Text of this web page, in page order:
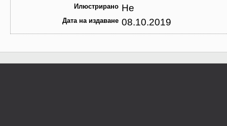
Илюстрирано Не
Дата на издаване 08.10.2019